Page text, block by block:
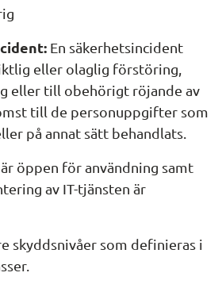
En säkerhetsincident
eller olaglig förstöring,
eller till obehörigt röjande av
till de personuppgifter som
på annat sätt behandlats.
öppen för användning samt
av IT-tjänsten är
skyddsnivåer som definieras i